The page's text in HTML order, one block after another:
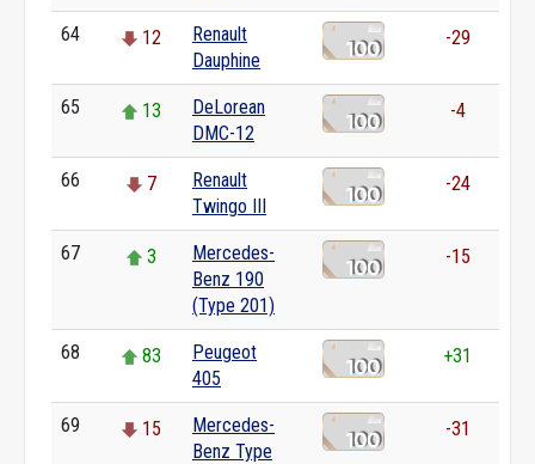
64 12
Renault
Dauphine
-29
65 13
DeLorean
DMC-12
-4
66 7
Renault
Twingo III
-24
67 3
Mercedes-
Benz 190
(Type 201)
-15
68 83
Peugeot
405
+31
69 15
Mercedes-
Benz Type
-31